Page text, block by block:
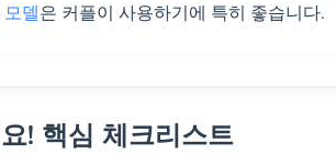
델은 커플이 사용하기에 특히 좋습니다.
! 핵심 체크리스트